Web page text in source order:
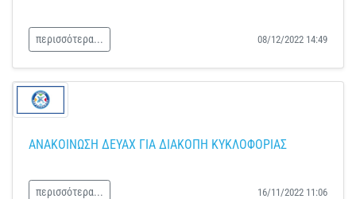
περισσότερα... 08/12/2022 14:49
ΑΝΑΚΟΙΝΩΣΗ ΔΕΥΑΧ ΓΙΑ ΔΙΑΚΟΠΗ ΚΥΚΛΟΦΟΡΙΑΣ
περισσότερα... 16/11/2022 11:06